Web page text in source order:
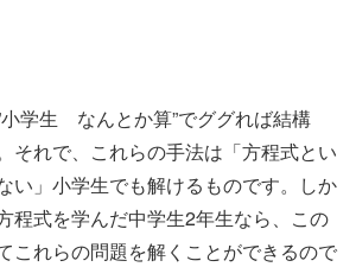
学生 なんとか算”でググれば結構
それで、これらの手法は「方程式とい
い」小学生でも解けるものです。しか
程式を学んだ中学生2年生なら、この
これらの問題を解くことができるので